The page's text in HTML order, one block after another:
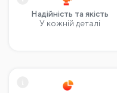
Надійність та якість
У кожній деталі